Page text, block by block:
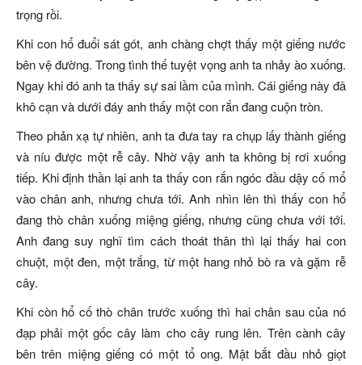
trọng rồi.
Khi con hổ đuổi sát gót, anh chàng chợt thấy một giếng nước
bên vệ đường. Trong tình thế tuyệt vọng anh ta nhảy ào xuống.
Ngay khi đó anh ta thấy sự sai lầm của mình. Cái giếng này đã
khô cạn và dưới đáy anh thấy một con rắn đang cuộn tròn.
Theo phản xạ tự nhiên, anh ta đưa tay ra chụp lấy thành giếng
và níu được một rễ cây. Nhờ vậy anh ta không bị rơi xuống
tiếp. Khi định thần lại anh ta thấy con rắn ngóc đầu dậy cố mổ
vào chân anh, nhưng chưa tới. Anh nhìn lên thì thấy con hổ
đang thò chân xuống miệng giếng, nhưng cũng chưa với tới.
Anh đang suy nghĩ tìm cách thoát thân thì lại thấy hai con
chuột, một đen, một trắng, từ một hang nhỏ bò ra và gặm rễ
cây.
Khi còn hổ cố thò chân trước xuống thì hai chân sau của nó
đạp phải một gốc cây làm cho cây rung lên. Trên cành cây
bên trên miệng giếng có một tổ ong. Mật bắt đầu nhỏ giọt